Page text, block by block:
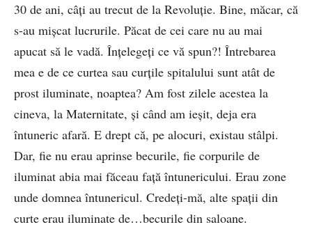
30 de ani, câți au trecut de la Revoluție. Bine, măcar, că
s-au mișcat lucrurile. Păcat de cei care nu au mai
apucat să le vadă. Înțelegeți ce vă spun?! Întrebarea
mea e de ce curtea sau curțile spitalului sunt atât de
prost iluminate, noaptea? Am fost zilele acestea la
cineva, la Maternitate, și când am ieșit, deja era
întuneric afară. E drept că, pe alocuri, existau stâlpi.
Dar, fie nu erau aprinse becurile, fie corpurile de
iluminat abia mai făceau față întunericului. Erau zone
unde domnea întunericul. Credeți-mă, alte spații din
curte erau iluminate de…becurile din saloane.